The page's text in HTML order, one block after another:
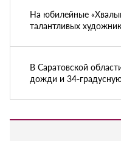
На юбилейные
талантливых
В Саратовской
дожди и 34-